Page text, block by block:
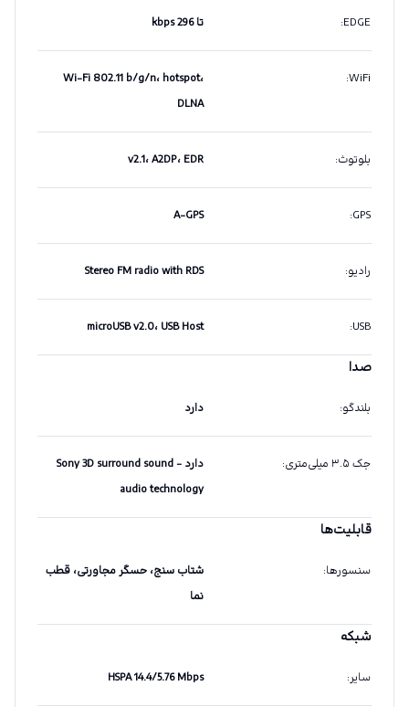
EDGE
: تا 296 kbps
WiFi
:
Wi-Fi 802.11 b/g/n، hotspot،
DLNA
بلوتوث: v2.1، A2DP، EDR
GPS
:
A-GPS
رادیو:
Stereo FM radio with RDS
USB
: microUSB v2.0، USB Host
صدا
بلندگو: دارد
جک ۳.۵ میلی‌متری :
دارد - Sony 3D surround sound
audio technology
قابلیت‌ها
سنسورها:
شتاب سنج، حسگر مجاورتی، قطب
نما
شبکه
سایر:
HSPA 14.4/5.76 Mbps